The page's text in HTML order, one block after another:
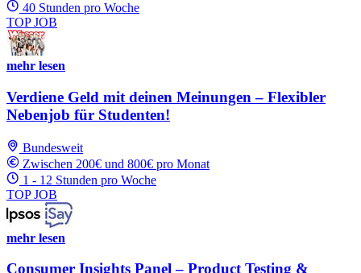
40 Stunden pro Woche
TOP JOB
mehr lesen
Verdiene Geld mit deinen Meinungen – Flexibler
Nebenjob für Studenten!
Bundesweit
Zwischen 200€ und 800€ pro Monat
1 - 12 Stunden pro Woche
TOP JOB
mehr lesen
Consumer Insights Panel – Product Testing &